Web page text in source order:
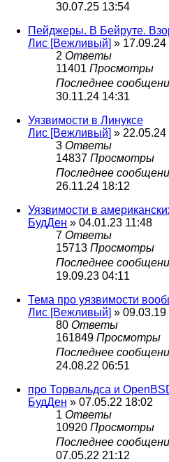
30.07.25 13:54
Пейджеры. В Бейруте.
Лис [Вежливый] » 17.09.24
2 Ответы
11401 Просмотры
Последнее
30.11.24 14:31
Уязвимости в Линуксе
Лис [Вежливый] » 22.05.24
3 Ответы
14837 Просмотры
Последнее
26.11.24 18:12
Уязвимости в
БудДен » 04.01.23 11:48
7 Ответы
15713 Просмотры
Последнее
19.09.23 04:11
Тема про уязвимости
Лис [Вежливый] » 09.03.19
80 Ответы
161849 Просмотры
Последнее
24.08.22 06:51
про Торвальдса и
БудДен » 07.05.22 18:02
1 Ответы
10920 Просмотры
Последнее
07.05.22 21:12